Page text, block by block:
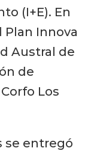
(I+E). En
Innova
Austral de
de
Los
se entregó